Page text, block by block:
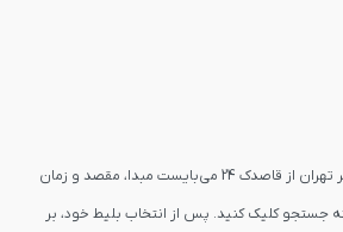
برای خرید بلیط قطار قائمشهر تهران از قاصدک 24 می‌بایست مبدا، مقصد و زمان
جستجو کلیک کنید. پس از انتخاب بلیط خود، بر